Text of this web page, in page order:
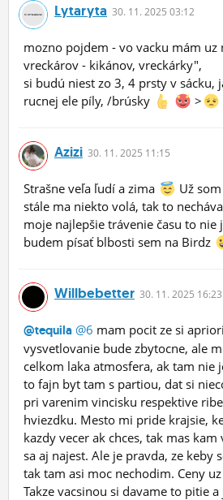
Lytaryta 30. 11. 2025 03:12
mozno pojdem - vo vacku mám uz
vreckárov - kikánov, vreckárky",
si budú niest zo 3, 4 prsty v sácku,
rucnej ele píly, /brúsky
>
Azizi 30. 11. 2025 11:15
Strašne veľa ľudí a zima
Už
stále ma niekto volá, tak to
moje najlepšie trávenie času to nie
budem písať blbosti sem na Birdz
Willbebetter 30. 11. 2025 16:23
@tequila @6 mam pocit ze si
vysvetlovanie bude zbytocne, ale
celkom laka atmosfera, ak tam nie
to fajn byt tam s partiou, dat si
pri varenim vincisku respektive
hviezdku. Mesto mi pride krajsie,
kazdy vecer ak chces, tak mas
sa aj najest. Ale je pravda, ze keby
tak tam asi moc nechodim. Ceny
Takze vacsinou si davame to pitie